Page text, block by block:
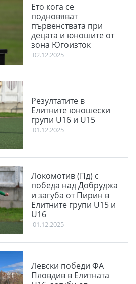
Ето кога се
подновяват
първенствата при
децата и юношите от
зона Югоизток
02.12.2025
Резултатите в
Елитните юношески
групи U16 и U15
01.12.2025
Локомотив (Пд) с
победа над Добруджа
и загуба от Пирин в
Елитните групи U15 и
U16
01.12.2025
Левски победи ФА
Пловдив в Елитната